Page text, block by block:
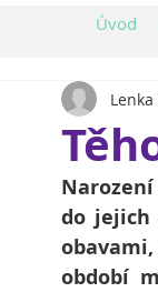
Úvod
do jejich
období